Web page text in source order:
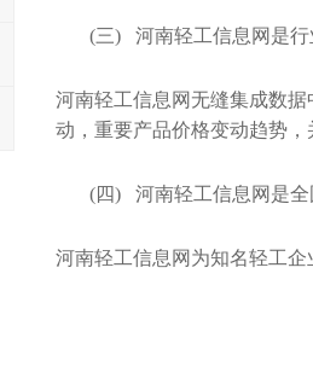
(三) 河南轻工信息网是
河南轻工信息网无缝集成数
动，重要产品价格变动趋势
(四) 河南轻工信息网是全
河南轻工信息网为知名轻工